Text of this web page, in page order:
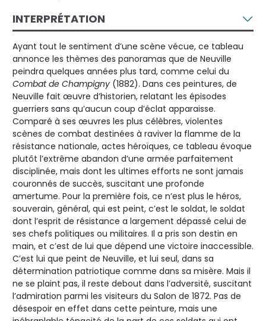
INTERPRÉTATION
Ayant tout le sentiment d’une scène vécue, ce tableau
annonce les thèmes des panoramas que de Neuville
peindra quelques années plus tard, comme celui du
Combat de Champigny (1882). Dans ces peintures, de
Neuville fait œuvre d’historien, relatant les épisodes
guerriers sans qu’aucun coup d’éclat apparaisse.
Comparé à ses œuvres les plus célèbres, violentes
scènes de combat destinées à raviver la flamme de la
résistance nationale, actes héroïques, ce tableau évoque
plutôt l’extrême abandon d’une armée parfaitement
disciplinée, mais dont les ultimes efforts ne sont jamais
couronnés de succès, suscitant une profonde
amertume. Pour la première fois, ce n’est plus le héros,
souverain, général, qui est peint, c’est le soldat, le soldat
dont l’esprit de résistance a largement dépassé celui de
ses chefs politiques ou militaires. Il a pris son destin en
main, et c’est de lui que dépend une victoire inaccessible.
C’est lui que peint de Neuville, et lui seul, dans sa
détermination patriotique comme dans sa misère. Mais il
ne se plaint pas, il reste debout dans l’adversité, suscitant
l’admiration parmi les visiteurs du Salon de 1872. Pas de
désespoir en effet dans cette peinture, mais une